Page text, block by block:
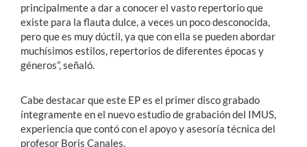
principalmente a dar a conocer el vasto repertorio que
existe para la flauta dulce, a veces un poco desconocida,
pero que es muy dúctil, ya que con ella se pueden abordar
muchísimos estilos, repertorios de diferentes épocas y
géneros”, señaló.
Cabe destacar que este EP es el primer disco grabado
íntegramente en el nuevo estudio de grabación del IMUS,
experiencia que contó con el apoyo y asesoría técnica del
profesor Boris Canales.